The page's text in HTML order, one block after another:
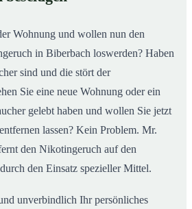
Wohnung und wollen nun den
in Biberbach loswerden? Haben
sind und die stört der
Sie eine neue Wohnung oder ein
gelebt haben und wollen Sie jetzt
lassen? Kein Problem. Mr.
den Nikotingeruch auf den
den Einsatz spezieller Mittel.
unverbindlich Ihr persönliches